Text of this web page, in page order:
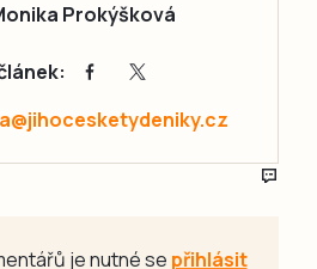
Prokýšková
je nutné se přihlásit